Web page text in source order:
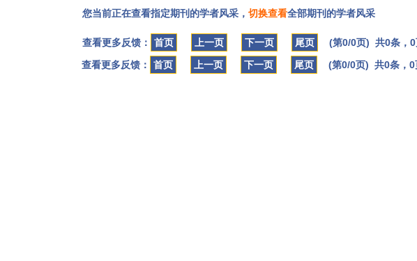
您当前正在查看指定期刊的学者风采， 切换查看全部期刊的学者风采
查看更多反馈： 首页 上一页 下一页 尾页
(第0/0页) 共0条，0
查看更多反馈：
首页 上一页 下一页 尾页 (第0/0页) 共0条，0